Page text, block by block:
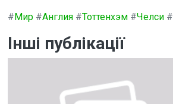
#Мир #Англия #Тоттенхэм #Челси #
Інші публікації